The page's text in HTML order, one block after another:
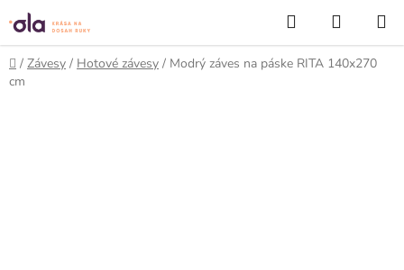
Prejsť
na
obsah
Hľadať
KOŠÍK
Domov
/ Závesy / Hotové závesy / Modrý záves na páske RITA 140x270
cm